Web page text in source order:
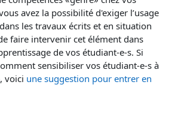
avez la possibilité d'exiger l’usage
les travaux écrits et en situation
faire intervenir cet élément dans
de vos étudiant-e-s. Si
sensibiliser vos étudiant-e-s à
voici une suggestion pour entrer en